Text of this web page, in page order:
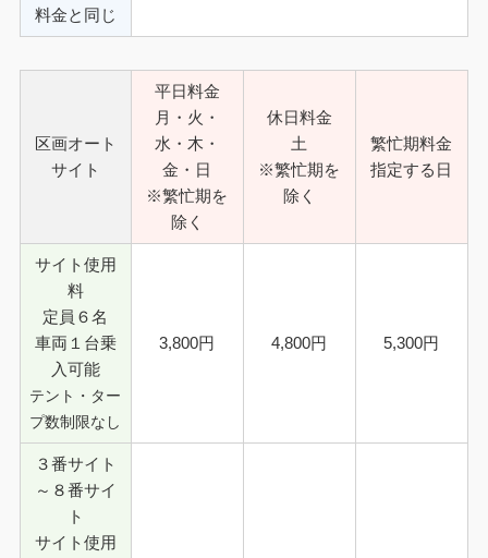
料金と同じ
区画オート
サイト
平日料金
月・火・
水・木・
金・日
※繁忙期を
除く
休日料金
土
※繁忙期を
除く
繁忙期料金
指定する日
サイト使用
料
定員６名
車両１台乗
入可能
テント・ター
プ数制限なし
3,800円 4,800円 5,300円
３番サイト
～８番サイ
ト
サイト使用